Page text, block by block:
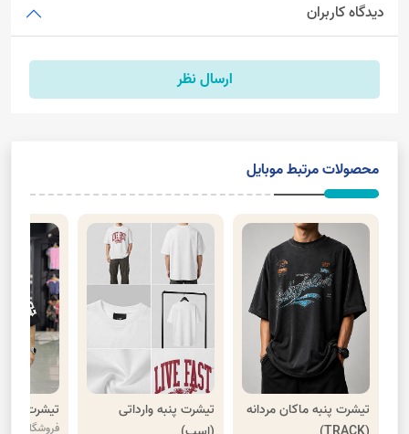
دیدگاه کاربران
ارسال نظر
محصولات مرتبط موبایل
تیشرت پنبه ماکان مردانه
تیشرت پنبه وارداتی
تیشرت
فروشگاه گیلار